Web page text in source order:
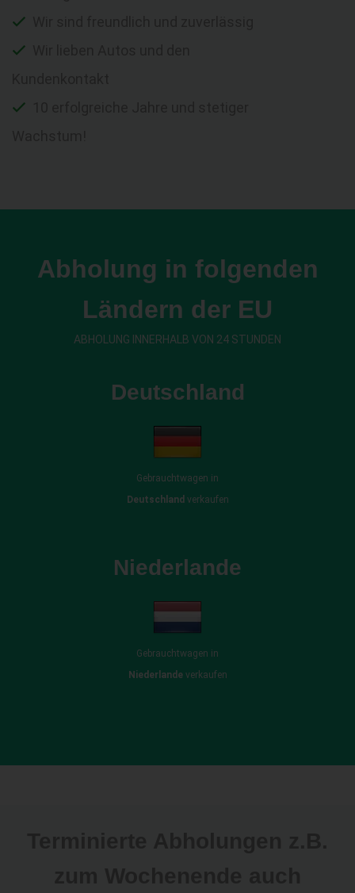
Abholung in folgenden
Ländern der EU
ABHOLUNG INNERHALB VON 24 STUNDEN
Deutschland
Gebrauchtwagen in
Deutschland verkaufen
Niederlande
Gebrauchtwagen in
Niederlandeverkaufen